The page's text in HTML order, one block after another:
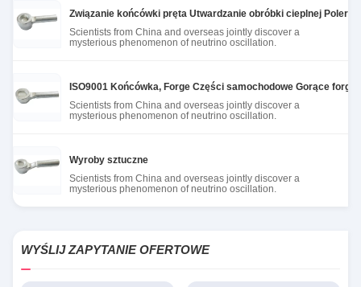
Związanie końcówki pręta Utwardzanie obróbki cieplnej
Scientists from China and overseas jointly discover a
mysterious phenomenon of neutrino oscillation.
ISO9001 Końcówka, Forge Części samochodowe Gorące
Scientists from China and overseas jointly discover a
mysterious phenomenon of neutrino oscillation.
Wyroby sztuczne
Scientists from China and overseas jointly discover a
mysterious phenomenon of neutrino oscillation.
WYŚLIJ ZAPYTANIE OFERTOWE